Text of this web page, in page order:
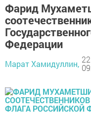
Фарид
Федерации
Марат Хамидуллин,